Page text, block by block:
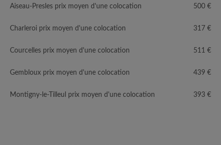
Aiseau-Presles prix moyen d'une colocation 500 €
Charleroi prix moyen d'une colocation 317 €
Courcelles prix moyen d'une colocation 511 €
Gembloux prix moyen d'une colocation 439 €
Montigny-le-Tilleul prix moyen d'une colocation 393 €